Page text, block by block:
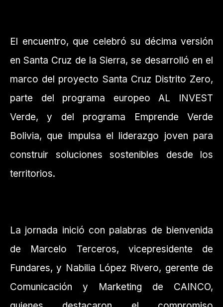
El encuentro, que celebró su décima versión
en Santa Cruz de la Sierra, se desarrolló en el
marco del proyecto Santa Cruz Distrito Zero,
parte del programa europeo AL INVEST
Verde, y del programa Emprende Verde
Bolivia, que impulsa el liderazgo joven para
construir soluciones sostenibles desde los
territorios.
La jornada inició con palabras de bienvenida
de Marcelo Terceros, vicepresidente de
Fundares, y Nabilia López Rivero, gerente de
Comunicación y Marketing de CAINCO,